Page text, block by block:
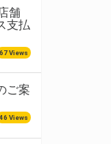
舗
支払
67 Views
ご案
46 Views